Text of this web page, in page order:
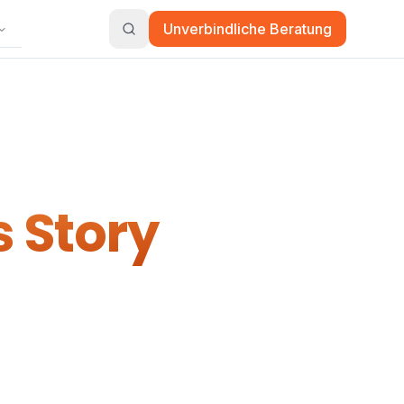
Unverbindliche Beratung
Story